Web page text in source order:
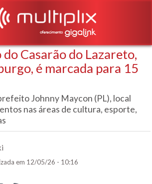
Casarão do Lazareto,
é marcada para 15
Johnny Maycon (PL), local
nas áreas de cultura, esporte,
em 12/05/26 - 10:16